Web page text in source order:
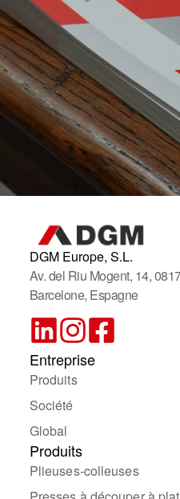
DGM Europe, S.L.
Av. del Riu Mogent, 14,
Barcelone, Espagne
Entreprise
Produits
Société
Global
Produits
Plieuses-colleuses